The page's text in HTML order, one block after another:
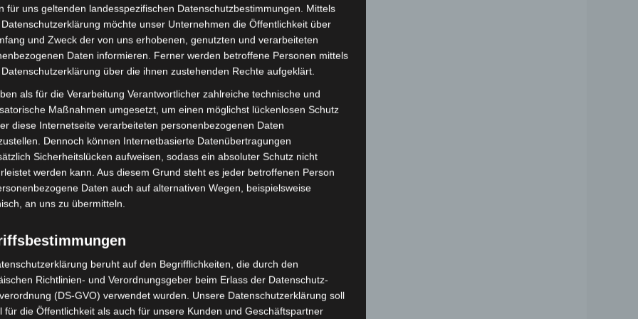
in der EU
Ersatzteile
für uns geltenden landesspezifischen Datenschutzbestimmungen. Mittels
möchte unser Unternehmen die Öffentlichkeit über
und Zweck der von uns erhobenen, genutzten und verarbeiteten
Daten informieren. Ferner werden betroffene Personen mittels
über die ihnen zustehenden Rechte aufgeklärt.
als für die Verarbeitung Verantwortlicher zahlreiche technische und
Maßnahmen umgesetzt, um einen möglichst lückenlosen Schutz
diese Internetseite verarbeiteten personenbezogenen Daten
Dennoch können Internetbasierte Datenübertragungen
Sicherheitslücken aufweisen, sodass ein absoluter Schutz nicht
werden kann. Aus diesem Grund steht es jeder betroffenen Person
Daten auch auf alternativen Wegen, beispielsweise
an uns zu übermitteln.
beruht auf den Begrifflichkeiten, die durch den
Richtlinien- und Verordnungsgeber beim Erlass der Datenschutz-
(DS-GVO) verwendet wurden. Unsere Datenschutzerklärung soll
für die Öffentlichkeit als auch für unsere Kunden und Geschäftspartner